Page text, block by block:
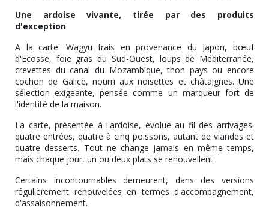
Une ardoise vivante, tirée par des produits
d'exception
A la carte: Wagyu frais en provenance du Japon, bœuf
d'Ecosse, foie gras du Sud-Ouest, loups de Méditerranée,
crevettes du canal du Mozambique, thon pays ou encore
cochon de Galice, nourri aux noisettes et châtaignes. Une
sélection exigeante, pensée comme un marqueur fort de
l'identité de la maison.
La carte, présentée à l'ardoise, évolue au fil des arrivages:
quatre entrées, quatre à cinq poissons, autant de viandes et
quatre desserts. Tout ne change jamais en même temps,
mais chaque jour, un ou deux plats se renouvellent.
Certains incontournables demeurent, dans des versions
régulièrement renouvelées en termes d'accompagnement,
d'assaisonnement.